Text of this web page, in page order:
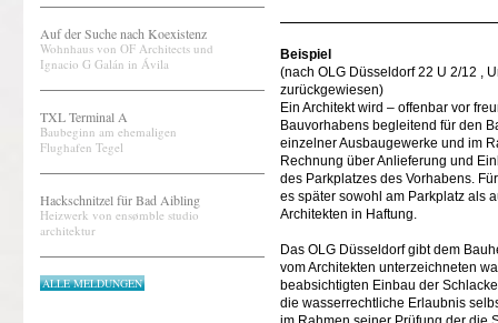
Auf der Suche nach Koexistenz
Wohnhaus von OF Architects und
Ignacio G Galán in Ávila
TXL Terminal A
Baubeginn am ehemaligen
Flughafen Tegel
Hackschnitzel für Bad Aibling
Heizwerk von ensømble studio
architektur
ALLE MELDUNGEN
Beispiel
(nach OLG Düsseldorf 22 U 2/12 ,
zurückgewiesen)
Ein Architekt wird – offenbar vor
Bauvorhabens begleitend für den
einzelner Ausbaugewerke und im
Rechnung über Anlieferung und
des Parkplatzes des Vorhabens.
es später sowohl am Parkplatz als
Architekten in Haftung.
Das OLG Düsseldorf gibt dem
vom Architekten unterzeichneten
beabsichtigten Einbau der
die wasserrechtliche Erlaubnis